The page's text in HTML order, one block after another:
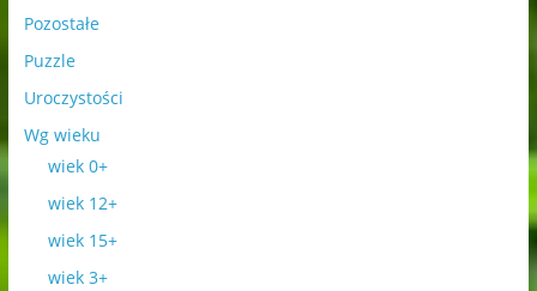
Pozostałe
Puzzle
Uroczystości
Wg wieku
wiek 0+
wiek 12+
wiek 15+
wiek 3+